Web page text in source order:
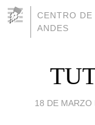
CENTRO
ANDES
18 DE